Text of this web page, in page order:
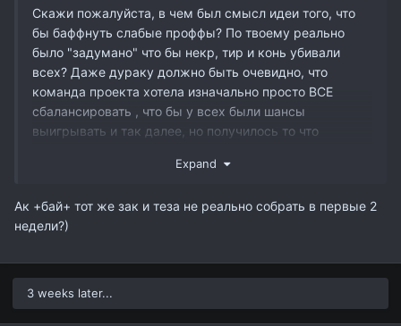
Скажи пожалуйста, в чем был смысл идеи того, что
бы баффнуть слабые проффы? По твоему реально
было "задумано" что бы некр, тир и конь убивали
всех? Даже дураку должно быть очевидно, что
команда проекта хотела изначально просто ВСЕ
сбалансировать , что бы у всех были шансы
выигрывать и так далее, но получилось то что
принятий текущего баланса и вообще называть это
балансом. Нужно сесть проанализировать все и идти
есть и бить себя в грудь о том что так задумано и к
этому можно и нужно подстроится.
Если проект хочет что бы все классы начали быть
Expand
Ак +бай+ тот же зак и теза не реально собрать в первые 2
недели?)
3 weeks later...